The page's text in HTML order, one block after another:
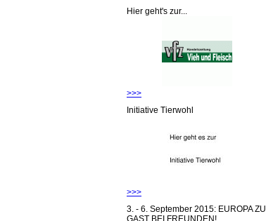
Hier geht's zur...
>>>
Initiative Tierwohl
>>>
3. - 6. September 2015: EUROPA ZU
GAST BEI FREUNDEN!